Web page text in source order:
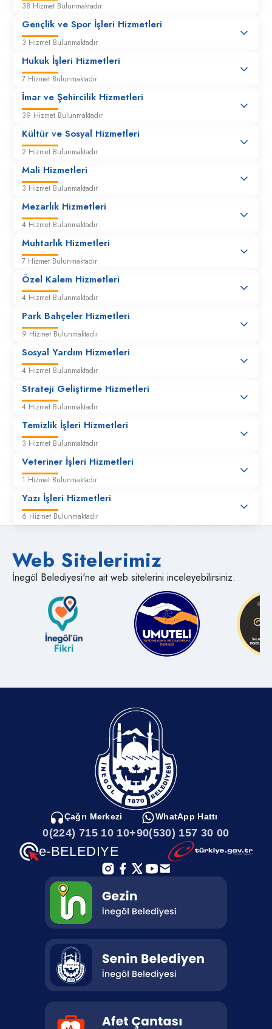
Vb. Denetimleri
Mesul Müdür Belgesi
Ölçü Ayar ve Kontrol İşlemleri
Pazaryeri Yer Tahsisi
Rayiç Yazışmalar
Şehir İçi Trafik Denetimi
38 Hizmet Bulunmaktadır
Gençlik ve Spor İşleri Hizmetleri
3 Hizmet Bulunmaktadır
Hukuk İşleri Hizmetleri
7 Hizmet Bulunmaktadır
İmar ve Şehircilik Hizmetleri
39 Hizmet Bulunmaktadır
Kültür ve Sosyal Hizmetleri
2 Hizmet Bulunmaktadır
Mali Hizmetleri
3 Hizmet Bulunmaktadır
Mezarlık Hizmetleri
4 Hizmet Bulunmaktadır
Muhtarlık Hizmetleri
7 Hizmet Bulunmaktadır
Özel Kalem Hizmetleri
4 Hizmet Bulunmaktadır
Park Bahçeler Hizmetleri
9 Hizmet Bulunmaktadır
Sosyal Yardım Hizmetleri
4 Hizmet Bulunmaktadır
Strateji Geliştirme Hizmetleri
4 Hizmet Bulunmaktadır
Temizlik İşleri Hizmetleri
3 Hizmet Bulunmaktadır
Veteriner İşleri Hizmetleri
1 Hizmet Bulunmaktadır
Yazı İşleri Hizmetleri
6 Hizmet Bulunmaktadır
Web Sitelerimiz
İnegöl Belediyesi'ne ait web sitelerini inceleyebilirsiniz.
Çağrı Merkezi
0(224) 715 10 10
WhatApp Hattı
+90(530) 157 30 00
e-BELEDIYE